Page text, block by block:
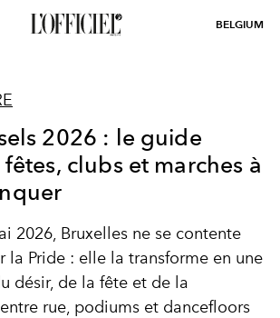
BELGIUM
2026 : le guide
clubs et marches à
2026, Bruxelles ne se contente
la Pride : elle la transforme en une
désir, de la fête et de la
rue, podiums et dancefloors